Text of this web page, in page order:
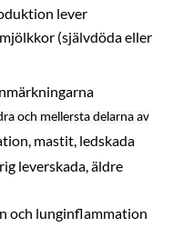
lever
(självdöda eller
och mellersta delarna av
mastit, ledskada
leverskada, äldre
och lunginflammation